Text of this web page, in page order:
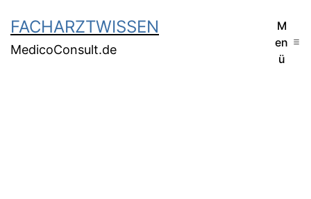
FACHARZTWISSEN
MedicoConsult.de
M
en
ü